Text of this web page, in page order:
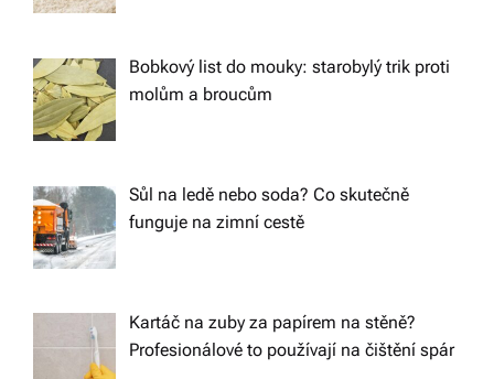
Bobkový list do mouky: starobylý trik proti
molům a broucům
Sůl na ledě nebo soda? Co skutečně
funguje na zimní cestě
Kartáč na zuby za papírem na stěně?
Profesionálové to používají na čištění spár